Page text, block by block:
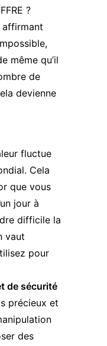
?
affirmant
même qu’il
de
devienne
fluctue
Cela
que vous
jour à
difficile la
vaut
pour
de sécurité
précieux et
des